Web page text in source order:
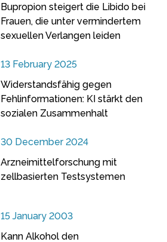
Bupropion steigert die Libido bei
Frauen, die unter vermindertem
sexuellen Verlangen leiden
13 February 2025
Widerstandsfähig gegen
Fehlinformationen: KI stärkt den
sozialen Zusammenhalt
30 December 2024
Arzneimittelforschung mit
zellbasierten Testsystemen
15 January 2003
Kann Alkohol den